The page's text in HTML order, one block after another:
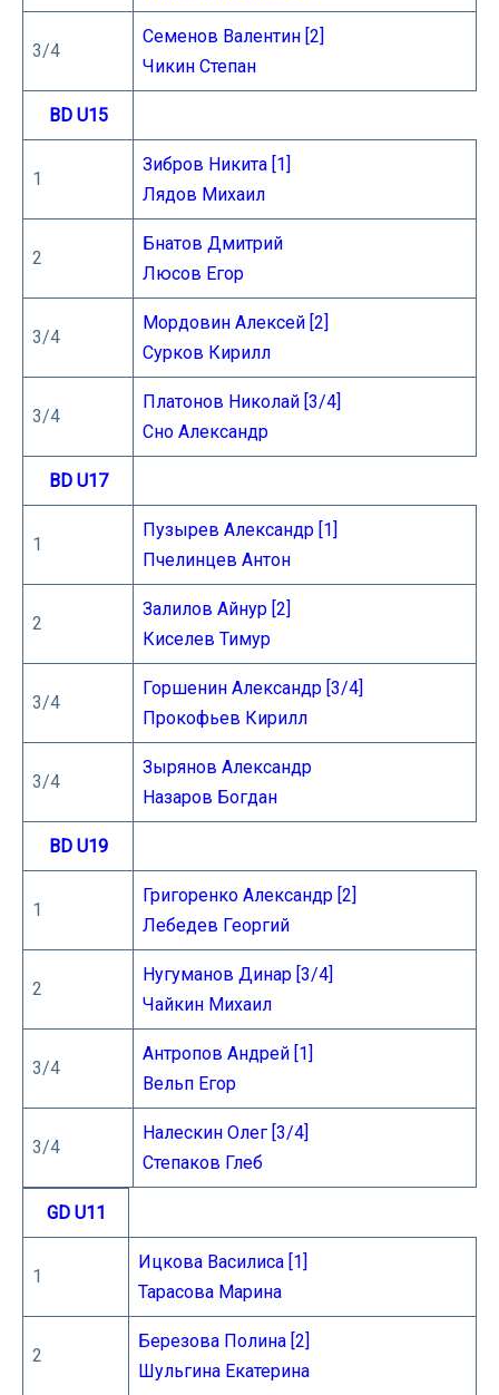
3/4
Семенов Валентин [2]
Чикин Степан
BD U15
1
Зибров Никита [1]
Лядов Михаил
2
Бнатов Дмитрий
Люсов Егор
3/4
Мордовин Алексей [2]
Сурков Кирилл
3/4
Платонов Николай [3/4]
Сно Александр
BD U17
1
Пузырев Александр [1]
Пчелинцев Антон
2
Залилов Айнур [2]
Киселев Тимур
3/4
Горшенин Александр [3/4]
Прокофьев Кирилл
3/4
Зырянов Александр
Назаров Богдан
BD U19
1
Григоренко Александр [2]
Лебедев Георгий
2
Нугуманов Динар [3/4]
Чайкин Михаил
3/4
Антропов Андрей [1]
Вельп Егор
3/4
Налескин Олег [3/4]
Степаков Глеб
GD U11
1
Ицкова Василиса [1]
Тарасова Марина
2
Березова Полина [2]
Шульгина Екатерина